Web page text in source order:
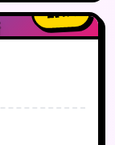
1人